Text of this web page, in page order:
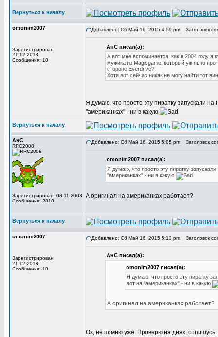
Вернуться к началу
omonim2007
Зарегистрирован:
21.12.2013
Сообщения: 10
Добавлено: Сб Май 16, 2015 4:59 pm Заголовок
АнС писал(а):
А вот мне вспоминается, как в 2004 году я
мужика из Magicgame, который уж явно
стороне Everdrive?
Хотя вот сейчас никак не могу найти тот
Я думаю, что просто эту пиратку запускали
"американках" - ни в какую
Вернуться к началу
АнС
RRC2008
Зарегистрирован: 08.11.2003
Сообщения: 2818
Добавлено: Сб Май 16, 2015 5:05 pm Заголовок
omonim2007 писал(а):
Я думаю, что просто эту пиратку
"американках" - ни в какую
А оригинал на американках работает?
Вернуться к началу
omonim2007
Зарегистрирован:
21.12.2013
Сообщения: 10
Добавлено: Сб Май 16, 2015 5:13 pm Заголовок
АнС писал(а):
omonim2007 писал(а):
Я думаю, что просто эту пиратку
вот на "американках" - ни в какую
А оригинал на американках работает?
Ох, не помню уже. Проверю на днях, отпишусь.